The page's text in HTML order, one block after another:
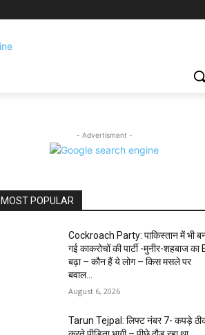
- Advertisment -
MOST POPULAR
Cockroach Party: पाकिस्तान में भी
गई काकरोचों की पार्टी -मुनीर-शहबाज का
बढ़ा – कौन हैं ये लोग – किस मसले पर
बवाल...
August 6, 2026
Tarun Tejpal: लिफ्ट नंबर 7- कपड़े